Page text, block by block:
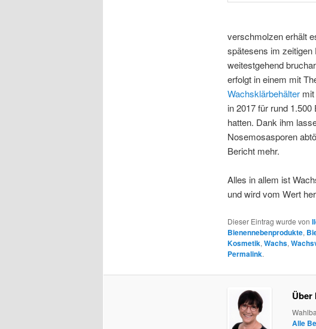
verschmolzen erhält
spätesens im zeitigen
weitestgehend
erfolgt in einem mit
Wachsklärbehältermit
in 2017 für rund
hatten. Dank ihm
Nosemosasporen
Bericht mehr.
Alles in allem ist
und wird vom Wert
Dieser Eintrag wurde von
Bienennebenprodukte,
Kosmetik, Wachs,
Permalink.
Über
Alle